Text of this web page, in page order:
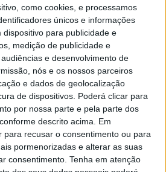
como cookies, e processamos
únicos e informações
para publicidade e
medição de publicidade e
e desenvolvimento de
nós e os nossos parceiros
e dados de geolocalização
de dispositivos. Poderá clicar para
por nossa parte e pela parte dos
descrito acima. Em
para recusar o consentimento ou para
pormenorizadas e alterar as suas
consentimento. Tenha em atenção
começa no Fontelo a partida
eBenfica B, encontro que
Ferreira, de Braga.
minhoto vai arbitrar esta época
B.
2, à entrada para esta jornada 10,
lugar com 11 pontos, mais três
na 15.ª posição.